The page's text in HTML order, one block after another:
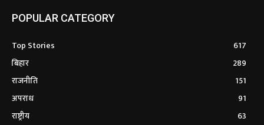
POPULAR CATEGORY
Top Stories
617
बिहार
289
राजनीति
151
अपराध
91
राष्ट्रीय
63